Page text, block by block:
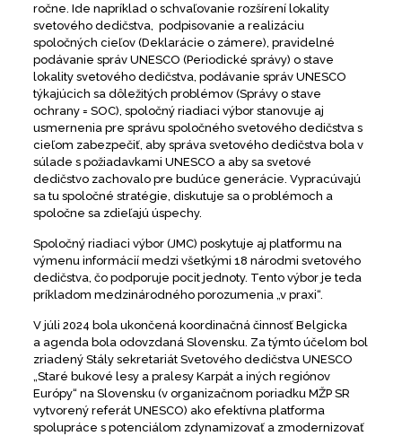
ročne. Ide napríklad o schvaľovanie rozšírení lokality
svetového dedičstva, podpisovanie a realizáciu
spoločných cieľov (Deklarácie o zámere), pravidelné
podávanie správ UNESCO (Periodické správy) o stave
lokality svetového dedičstva, podávanie správ UNESCO
týkajúcich sa dôležitých problémov (Správy o stave
ochrany = SOC), spoločný riadiaci výbor stanovuje aj
usmernenia pre správu spoločného svetového dedičstva s
cieľom zabezpečiť, aby správa svetového dedičstva bola v
súlade s požiadavkami UNESCO a aby sa svetové
dedičstvo zachovalo pre budúce generácie. Vypracúvajú
sa tu spoločné stratégie, diskutuje sa o problémoch a
spoločne sa zdieľajú úspechy.
Spoločný riadiaci výbor (JMC) poskytuje aj platformu na
výmenu informácií medzi všetkými 18 národmi svetového
dedičstva, čo podporuje pocit jednoty. Tento výbor je teda
príkladom medzinárodného porozumenia „v praxi“.
V júli 2024 bola ukončená koordinačná činnosť Belgicka
a agenda bola odovzdaná Slovensku. Za týmto účelom bol
zriadený Stály sekretariát Svetového dedičstva UNESCO
„Staré bukové lesy a pralesy Karpát a iných regiónov
Európy“ na Slovensku (v organizačnom poriadku MŽP SR
vytvorený referát UNESCO) ako efektívna platforma
spolupráce s potenciálom zdynamizovať a zmodernizovať